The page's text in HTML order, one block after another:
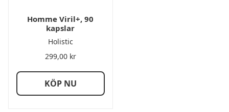
Homme Viril+, 90
kapslar
Holistic
299,00 kr
KÖP NU